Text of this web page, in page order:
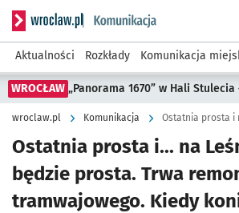
Serwis informacyjny wroclaw.pl
Aktualności Rozkłady Komunikacja
WROCŁAW „Panorama 1670” w Hali
wroclaw.pl Komunikacja
Ostatnia prosta i... na
będzie prosta. Trwa
tramwajowego. Kiedy